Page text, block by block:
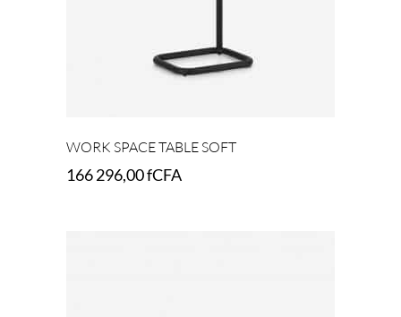
WORK SPACE TABLE SOFT
166 296,00fCFA